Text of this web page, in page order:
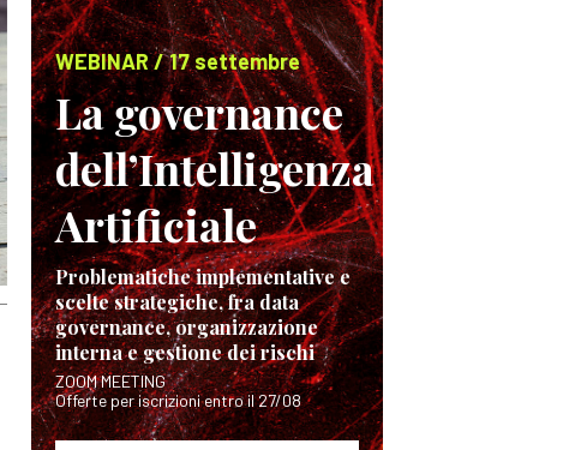
WEBINAR / 17 settembre
La governance
dell’Intelligenza
Artificiale
Problematiche implementative e
scelte strategiche, fra data
governance, organizzazione
interna e gestione dei rischi
ZOOM MEETING
Offerte per iscrizioni entro il 27/08